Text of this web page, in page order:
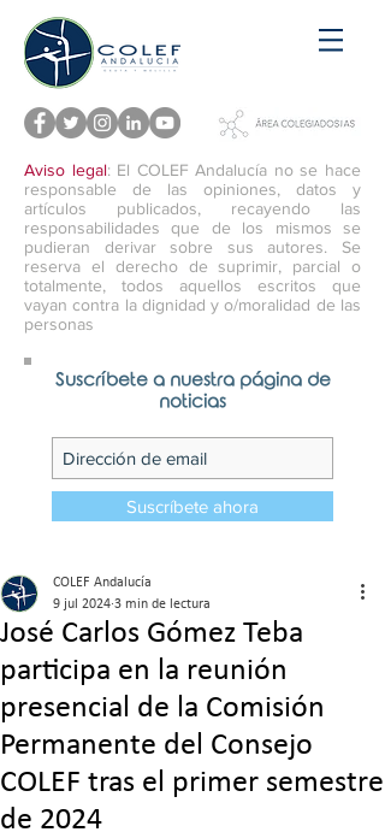
Aviso legal: El COLEF Andalucía no se hace
responsable de las opiniones, datos y
artículos publicados, recayendo las
responsabilidades que de los mismos se
pudieran derivar sobre sus autores. Se
reserva el derecho de suprimir, parcial o
totalmente, todos aquellos escritos que
vayan contra la dignidad y o/moralidad de las
personas
Suscríbete a nuestra página de
noticias
Suscríbete ahora
José Carlos Gómez Teba
participa en la reunión
presencial de la Comisión
Permanente del Consejo
COLEF tras el primer semestre
de 2024
COLEF Andalucía
9 jul 2024 3 min de lectura